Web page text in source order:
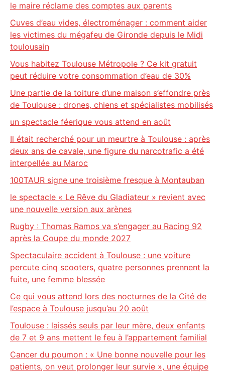
le maire réclame des comptes aux parents
Cuves d’eau vides, électroménager : comment aider
les victimes du mégafeu de Gironde depuis le Midi
toulousain
Vous habitez Toulouse Métropole ? Ce kit gratuit
peut réduire votre consommation d’eau de 30%
Une partie de la toiture d’une maison s’effondre près
de Toulouse : drones, chiens et spécialistes mobilisés
un spectacle féerique vous attend en août
Il était recherché pour un meurtre à Toulouse : après
deux ans de cavale, une figure du narcotrafic a été
interpellée au Maroc
100TAUR signe une troisième fresque à Montauban
le spectacle « Le Rêve du Gladiateur » revient avec
une nouvelle version aux arènes
Rugby : Thomas Ramos va s’engager au Racing 92
après la Coupe du monde 2027
Spectaculaire accident à Toulouse : une voiture
percute cinq scooters, quatre personnes prennent la
fuite, une femme blessée
Ce qui vous attend lors des nocturnes de la Cité de
l’espace à Toulouse jusqu’au 20 août
Toulouse : laissés seuls par leur mère, deux enfants
de 7 et 9 ans mettent le feu à l’appartement familial
Cancer du poumon : « Une bonne nouvelle pour les
patients, on veut prolonger leur survie », une équipe